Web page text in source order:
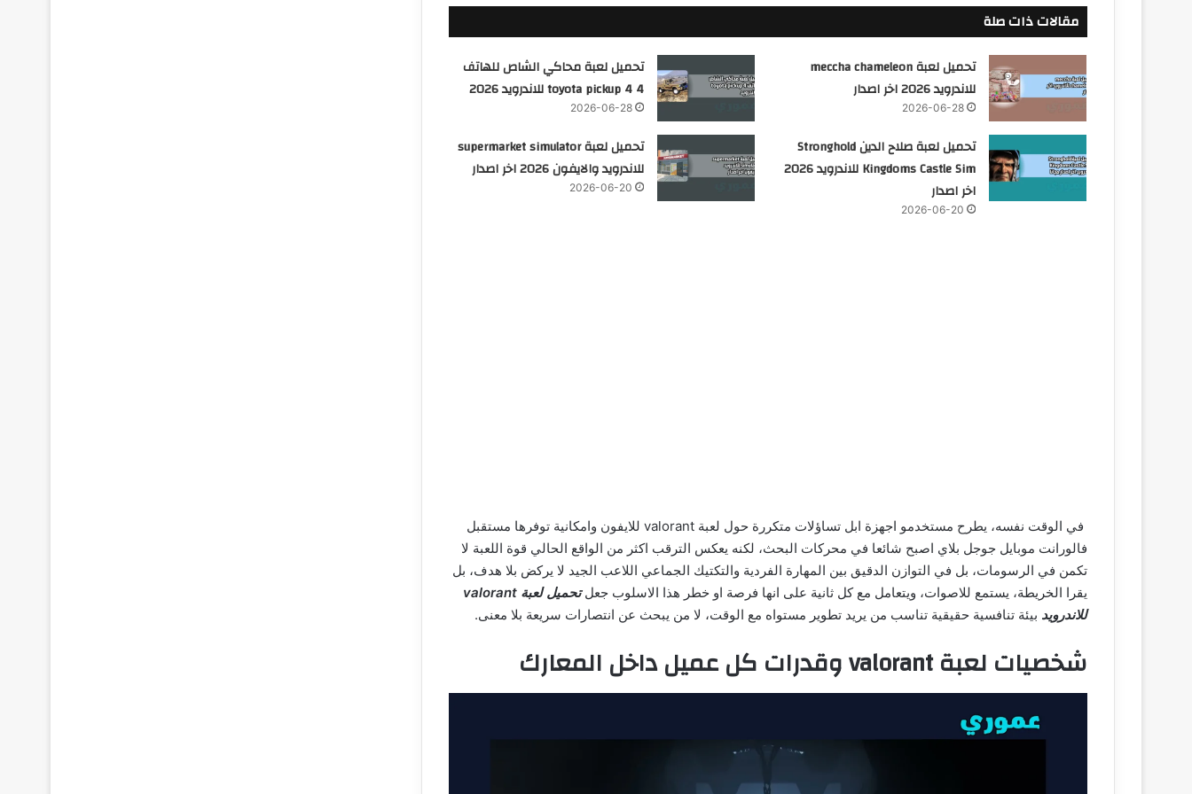
مقالات ذات صلة
تحميل لعبة meccha chameleon
للاندرويد 2026 اخر اصدار
2026-06-28
تحميل لعبة محاكي الشاص للهاتف
toyota pickup 4 4 للاندرويد 2026
2026-06-28
تحميل لعبة صلاح الدين Stronghold
Kingdoms Castle Sim للاندرويد 2026
اخر اصدار
2026-06-20
تحميل لعبة supermarket simulator
للاندرويد والايفون 2026 اخر اصدار
2026-06-20
في الوقت نفسه، يطرح مستخدمو اجهزة ابل تساؤلات متكررة حول لعبة valorant للايفون وامكانية توفرها مستقبل
فالورانت موبايل جوجل بلاي اصبح شائعا في محركات البحث، لكنه يعكس الترقب اكثر من الواقع الحالي قوة اللعبة لا
تكمن في الرسومات، بل في التوازن الدقيق بين المهارة الفردية والتكتيك الجماعي اللاعب الجيد لا يركض بلا هدف، بل
يقرا الخريطة، يستمع للاصوات، ويتعامل مع كل ثانية على انها فرصة او خطر هذا الاسلوب جعل
تحميل لعبة valorant
للاندرويد بيئة تنافسية حقيقية تناسب من يريد تطوير مستواه مع الوقت، لا من يبحث عن انتصارات سريعة بلا معنى.
شخصيات لعبة valorant وقدرات كل عميل داخل المعارك